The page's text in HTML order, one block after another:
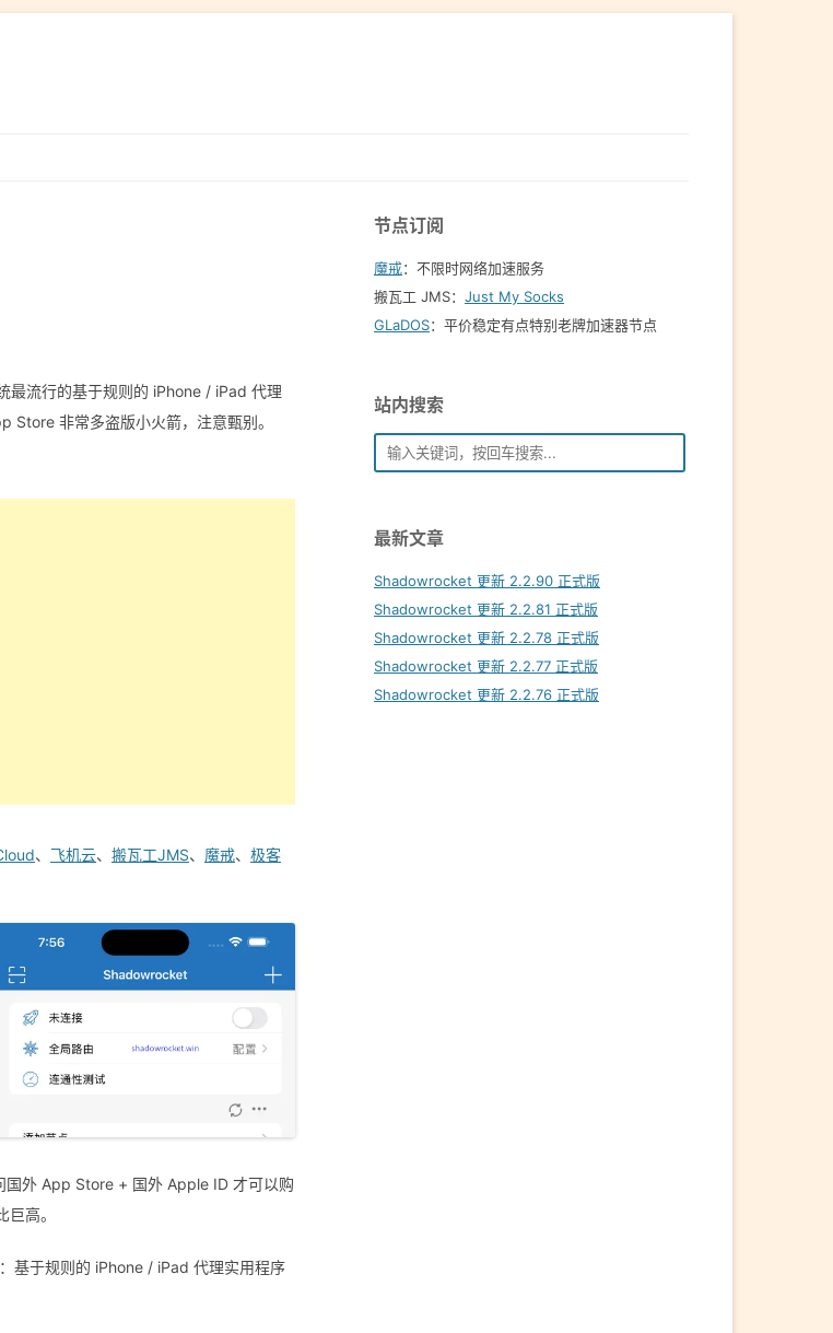
流行的基于规则的 iPhone / iPad 代理
Store 非常多盗版小火箭，注意甄别。
、 飞机云、 搬瓦工JMS、 魔戒、 极客
国外 App Store + 国外 Apple ID 才可以购
高。
基于规则的 iPhone / iPad 代理实用程序
节点订阅
魔戒：不限时网络加速服务
搬瓦工 JMS： Just My Socks
GLaDOS：平价稳定有点特别老牌加速器节点
站内搜索
最新文章
Shadowrocket 更新 2.2.90 正式版
Shadowrocket 更新 2.2.81 正式版
Shadowrocket 更新 2.2.78 正式版
Shadowrocket 更新 2.2.77 正式版
Shadowrocket 更新 2.2.76 正式版